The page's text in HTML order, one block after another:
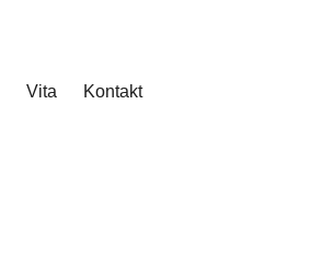
Vita Kontakt